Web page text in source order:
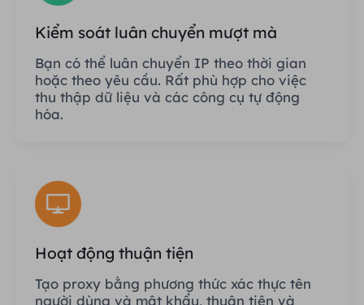
Kiểm soát luân chuyển mượt mà
Bạn có thể luân chuyển IP theo thời gian
hoặc theo yêu cầu. Rất phù hợp cho việc
thu thập dữ liệu và các công cụ tự động
hóa.
Hoạt động thuận tiện
Tạo proxy bằng phương thức xác thực tên
người dùng và mật khẩu, thuận tiện và